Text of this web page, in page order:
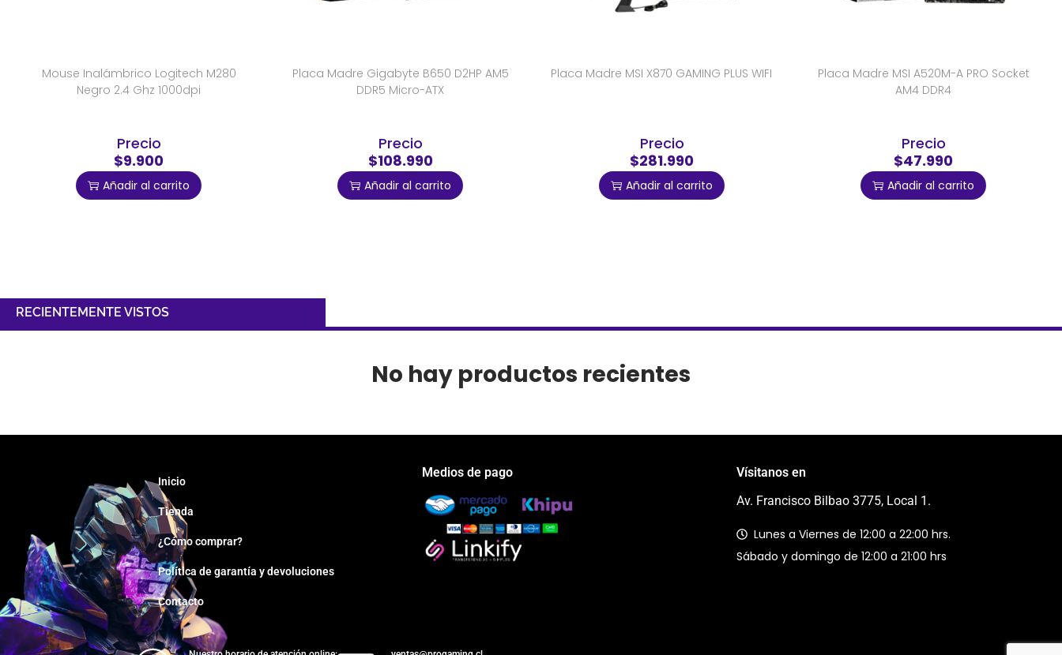
Mouse Inalámbrico Logitech M280
Negro 2.4 Ghz 1000dpi
Precio
$9.900
Añadir al carrito
Placa Madre Gigabyte B650 D2HP AM5
DDR5 Micro-ATX
Precio
$108.990
Añadir al carrito
Placa Madre MSI X870 GAMING PLUS WIFI
Precio
$281.990
Añadir al carrito
Placa Madre MSI A520M-A PRO Socket
AM4 DDR4
Precio
$47.990
Añadir al carrito
RECIENTEMENTE VISTOS
No hay productos recientes
Inicio
Tienda
¿Cómo comprar?
Política de garantía y devoluciones
Contacto
Medios de pago
Vísitanos en
Av. Francisco Bilbao 3775, Local 1.
Lunes a Viernes de 12:00 a 22:00 hrs.
Sábado y domingo de 12:00 a 21:00 hrs